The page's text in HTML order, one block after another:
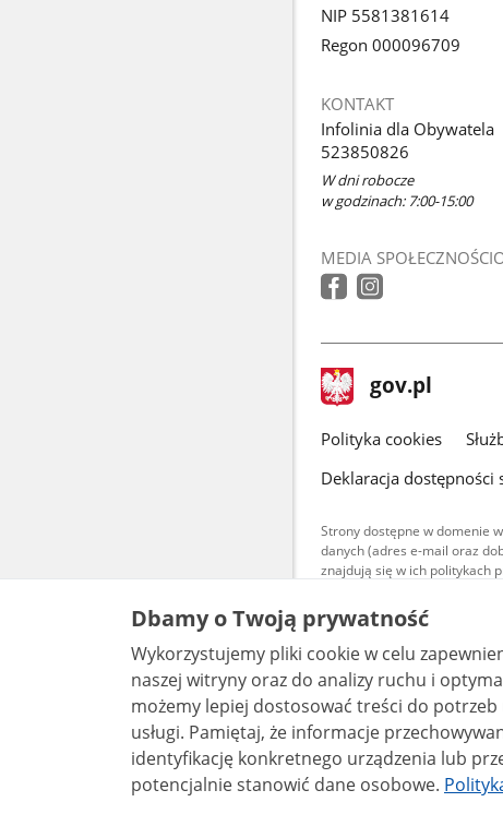
NIP 5581381614
Regon 000096709
KONTAKT
Infolinia dla Obywatela
523850826
W dni robocze
w godzinach: 7:00-15:00
MEDIA
stopka
gov.pl Strona
gov.pl
gov.pl
Polityka cookies
Deklaracja dostępności
Strony dostępne w domenie
danych (adres e-mail oraz
znajdują się w ich politykach
Treści
udostępniane
warunkach
są
bez utworów
Dbamy o Twoją prywatność
Wykorzystujemy pliki cookie w celu
naszej witryny oraz do analizy ruchu i optymalizacji
możemy lepiej dostosować treści do
usługi. Pamiętaj, że informacje przechowywane w plikach cookie mogą pozwalać na
identyfikację konkretnego urządzenia lub
potencjalnie stanowić dane osobowe.